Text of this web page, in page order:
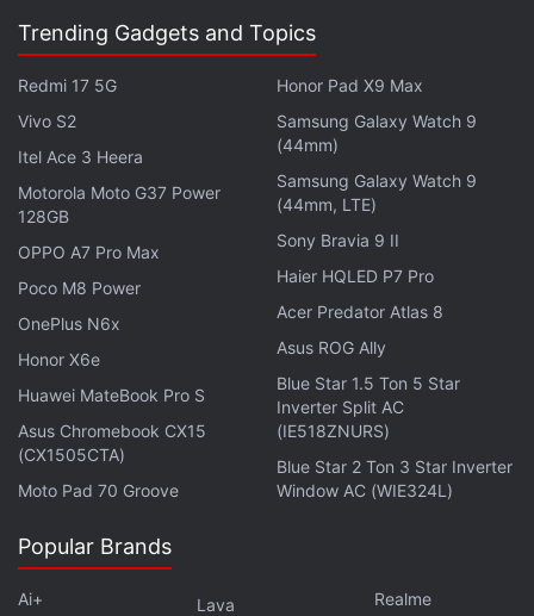
Trending Gadgets and Topics
Redmi 17 5G
Vivo S2
Itel Ace 3 Heera
Motorola Moto G37 Power
128GB
OPPO A7 Pro Max
Poco M8 Power
OnePlus N6x
Honor X6e
Huawei MateBook Pro S
Asus Chromebook CX15
(CX1505CTA)
Moto Pad 70 Groove
Honor Pad X9 Max
Samsung Galaxy Watch 9
(44mm)
Samsung Galaxy Watch 9
(44mm, LTE)
Sony Bravia 9 II
Haier HQLED P7 Pro
Acer Predator Atlas 8
Asus ROG Ally
Blue Star 1.5 Ton 5 Star
Inverter Split AC
(IE518ZNURS)
Blue Star 2 Ton 3 Star Inverter
Window AC (WIE324L)
Popular Brands
Ai+
Lava
Realme